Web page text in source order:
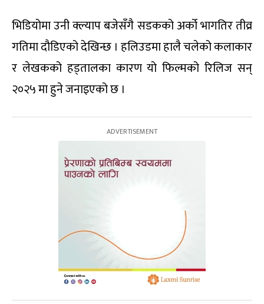
भिडियोमा उनी क्ल्याप बजेसँगै सडकको अर्को भागतिर तीव्र
गतिमा दौडिएको देखिन्छ । हलिउडमा हालै चलेको कलाकार
र लेखकको हड्तालका कारण यो फिल्मको रिलिज सन्
२०२५ मा हुने जनाइएको छ ।